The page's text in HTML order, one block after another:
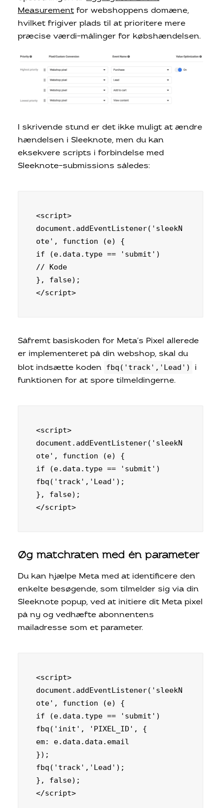
Measurement for webshoppens domæne,
hvilket frigiver plads til at prioritere mere
præcise værdi-målinger for købshændelsen.
I skrivende stund er det ikke muligt at ændre
hændelsen i Sleeknote, men du kan
eksekvere scripts i forbindelse med
Sleeknote-submissions således:
<script>
document.addEventListener('sleekN
ote', function (e) {
if (e.data.type == 'submit')
// Kode
}, false);
</script>
Såfremt basiskoden for Meta’s Pixel allerede
er implementeret på din webshop, skal du
blot indsætte koden
fbq('track','Lead')
i
funktionen for at spore tilmeldingerne.
<script>
document.addEventListener('sleekN
ote', function (e) {
if (e.data.type == 'submit')
fbq('track','Lead');
}, false);
</script>
Øg matchraten med én parameter
Du kan hjælpe Meta med at identificere den
enkelte besøgende, som tilmelder sig via din
Sleeknote popup, ved at initiere dit Meta pixel
på ny og vedhæfte abonnentens
mailadresse som et parameter.
<script>
document.addEventListener('sleekN
ote', function (e) {
if (e.data.type == 'submit')
fbq('init', 'PIXEL_ID', {
em: e.data.data.email
});
fbq('track','Lead');
}, false);
</script>